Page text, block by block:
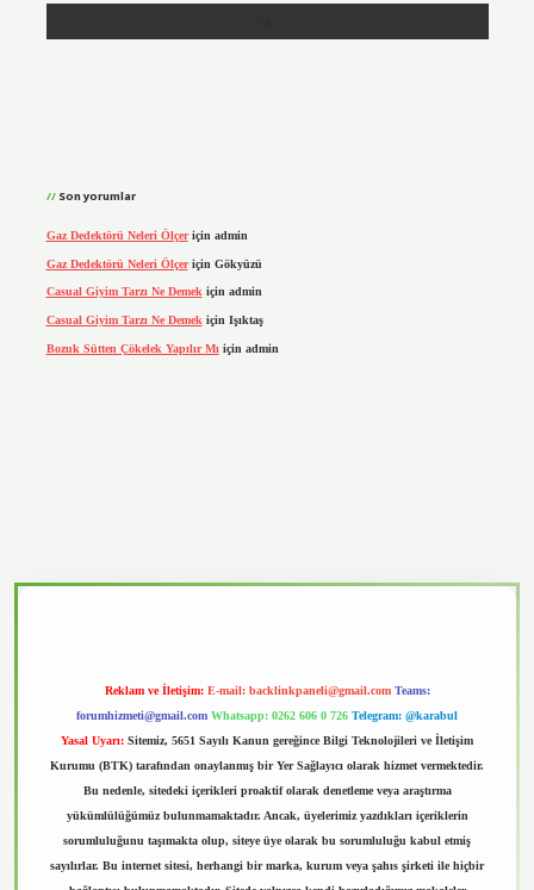
Son yorumlar
Gaz Dedektörü Neleri Ölçeriçin admin
Gaz Dedektörü Neleri Ölçeriçin Gökyüzü
Casual Giyim Tarzı Ne Demekiçin admin
Casual Giyim Tarzı Ne Demek için Işıktaş
Bozuk Sütten Çökelek Yapılır Mı için admin
Reklam ve İletişim: E-mail: backlinkpaneli@gmail.com Teams:
forumhizmeti@gmail.com Whatsapp: 0262 606 0 726 Telegram: @karabul
Yasal Uyarı: Sitemiz, 5651 Sayılı Kanun gereğince Bilgi Teknolojileri ve İletişim
Kurumu (BTK) tarafından onaylanmış bir Yer Sağlayıcı olarak hizmet vermektedir.
Bu nedenle, sitedeki içerikleri proaktif olarak denetleme veya araştırma
yükümlülüğümüz bulunmamaktadır. Ancak, üyelerimiz yazdıkları içeriklerin
sorumluluğunu taşımakta olup, siteye üye olarak bu sorumluluğu kabul etmiş
sayılırlar. Bu internet sitesi, herhangi bir marka, kurum veya şahıs şirketi ile hiçbir